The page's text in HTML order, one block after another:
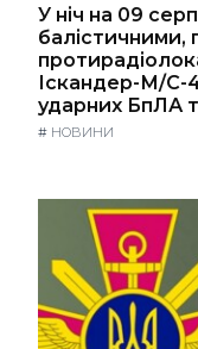
У ніч на 09
Іскандер-М/С-
ударних БпЛА
# НОВИНИ